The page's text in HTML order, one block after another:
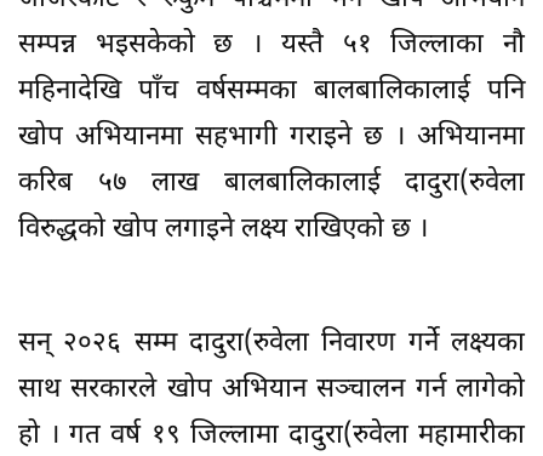
सम्पन्न भइसकेको छ । यस्तै ५१ जिल्लाका नौ
महिनादेखि पाँच वर्षसम्मका बालबालिकालाई पनि
खोप अभियानमा सहभागी गराइने छ । अभियानमा
करिब ५७ लाख बालबालिकालाई दादुरा(रुवेला
विरुद्धको खोप लगाइने लक्ष्य राखिएको छ ।
सन् २०२६ सम्म दादुरा(रुवेला निवारण गर्ने लक्ष्यका
साथ सरकारले खोप अभियान सञ्चालन गर्न लागेको
हो । गत वर्ष १९ जिल्लामा दादुरा(रुवेला महामारीका